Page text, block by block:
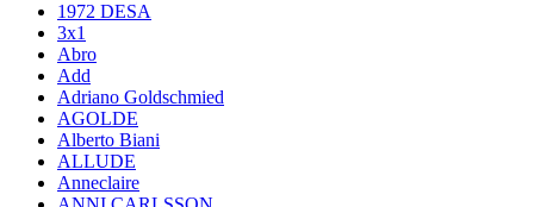
1972 DESA
3x1
Abro
Add
Adriano Goldschmied
AGOLDE
Alberto Biani
ALLUDE
Anneclaire